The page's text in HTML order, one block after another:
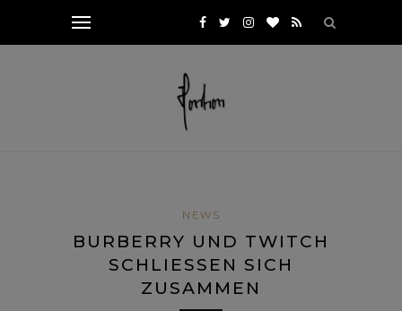
NEWS
BURBERRY UND TWITCH
SCHLIESSEN SICH Z
USAMMEN